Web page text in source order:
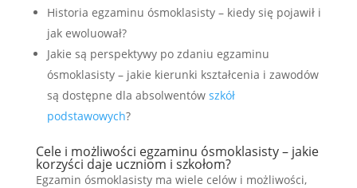
Historia egzaminu ósmoklasisty – kiedy się pojawił i
jak ewoluował?
Jakie są perspektywy po zdaniu egzaminu
ósmoklasisty – jakie kierunki kształcenia i zawodów
są dostępne dla absolwentów szkół
podstawowych?
Cele i możliwości egzaminu ósmoklasisty – jakie
korzyści daje uczniom i szkołom?
Egzamin ósmoklasisty ma wiele celów i możliwości,